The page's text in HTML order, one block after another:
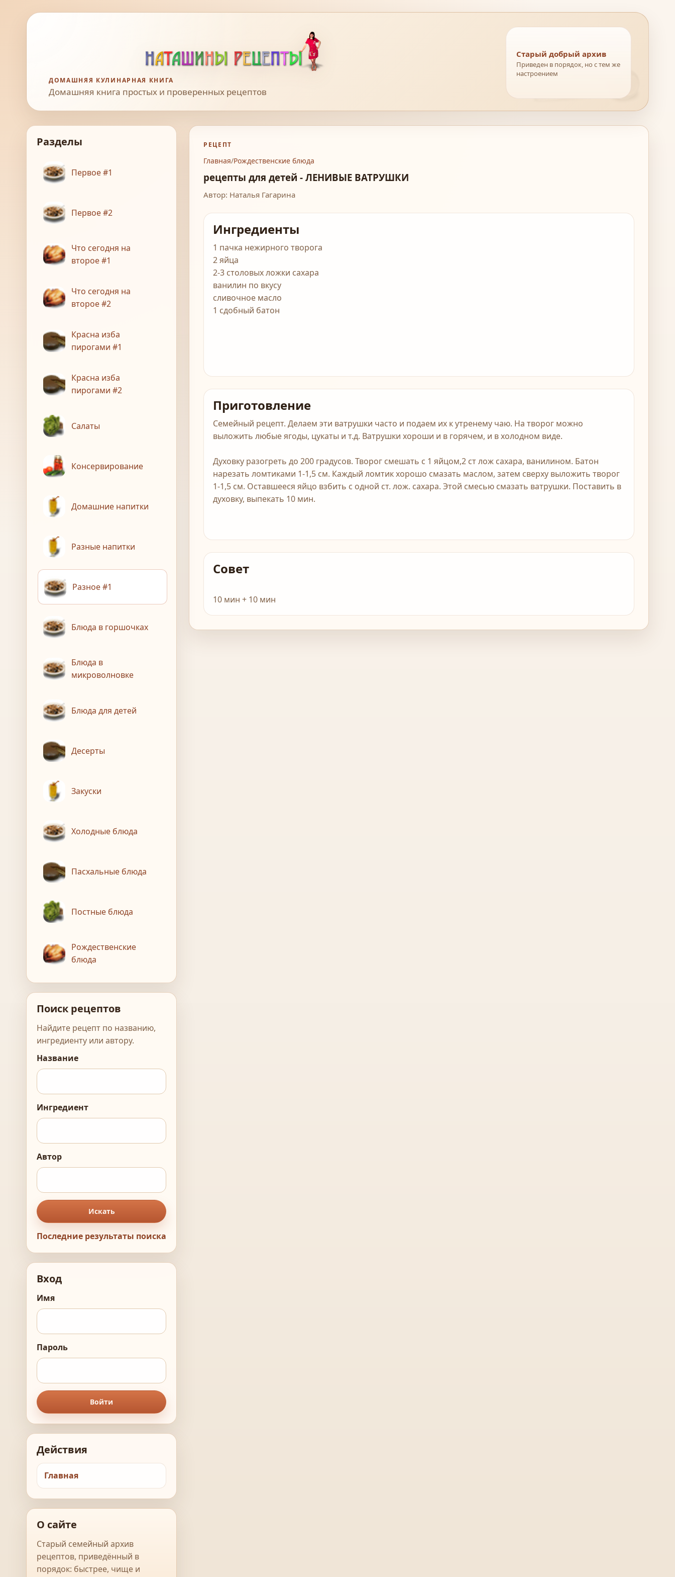
ДОМАШНЯЯ КУЛИНАРНАЯ КНИГА
Домашняя книга простых и проверенных рецептов
Старый добрый архив
Приведен в порядок, но с тем же
настроением
Разделы
Первое #1
Первое #2
Что сегодня на
второе #1
Что сегодня на
второе #2
Красна изба
пирогами #1
Красна изба
пирогами #2
Салаты
Консервирование
Домашние напитки
Разные напитки
Разное #1
Блюда в горшочках
Блюда в
микроволновке
Блюда для детей
Десерты
Закуски
Холодные блюда
Пасхальные блюда
Постные блюда
Рождественские
блюда
Поиск рецептов
Найдите рецепт по названию,
ингредиенту или автору.
Название
Ингредиент
Автор
Искать
Последние результаты поиска
Вход
Имя
Пароль
Войти
Действия
Главная
О сайте
Старый семейный архив
рецептов, приведённый в
порядок: быстрее, чище и
РЕЦЕПТ
Главная/Рождественские блюда
рецепты для детей - ЛЕНИВЫЕ ВАТРУШКИ
Автор: Наталья Гагарина
Ингредиенты
1 пачка нежирного творога
2 яйца
2-3 столовых ложки сахара
ванилин по вкусу
сливочное масло
1 сдобный батон
Приготовление
Семейный рецепт. Делаем эти ватрушки часто и подаем их к утренему чаю. На творог можно
выложить любые ягоды, цукаты и т.д. Ватрушки хороши и в горячем, и в холодном виде.
Духовку разогреть до 200 градусов. Творог смешать с 1 яйцом,2 ст лож сахара, ванилином. Батон
нарезать ломтиками 1-1,5 см. Каждый ломтик хорошо смазать маслом, затем сверху выложить творог
1-1,5 см. Оставшееся яйцо взбить с одной ст. лож. сахара. Этой смесью смазать ватрушки. Поставить в
духовку, выпекать 10 мин.
Совет
10 мин + 10 мин